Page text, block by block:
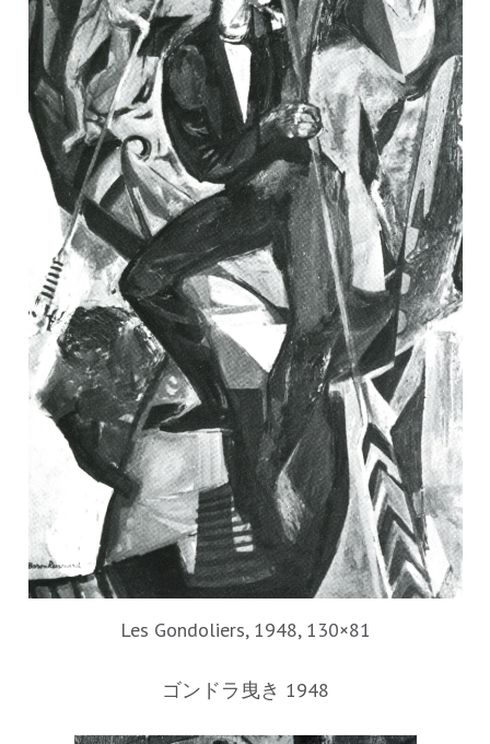
Les Gondoliers, 1948, 130×81
ゴンドラ曳き 1948